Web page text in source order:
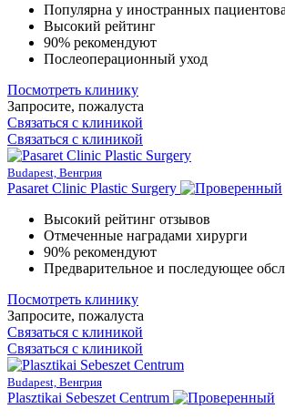
Популярна у иностранных пациентовa
Высокий рейтинг
90% рекомендуют
Послеоперационный уход
Посмотреть клинику
Запросите, пожалуста
Связаться с клиникой
Связаться с клиникой
Budapest, Венгрия
Pasaret Clinic Plastic Surgery
Высокий рейтинг отзывов
Отмеченные наградами хирурги
90% рекомендуют
Предварительное и последующее
Посмотреть клинику
Запросите, пожалуста
Связаться с клиникой
Связаться с клиникой
Budapest, Венгрия
Plasztikai Sebeszet Centrum